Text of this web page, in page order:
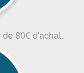
80€ d'achat.